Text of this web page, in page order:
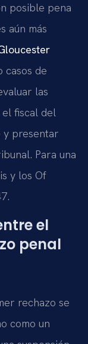
posible pena
aún más
casos de
las
fiscal del
y presentar
Para una
y los Of
el
penal
rechazo se
como un